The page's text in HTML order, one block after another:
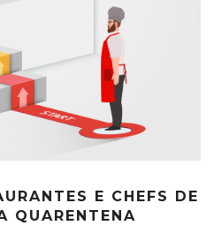
E CHEFS DE
QUARENTENA